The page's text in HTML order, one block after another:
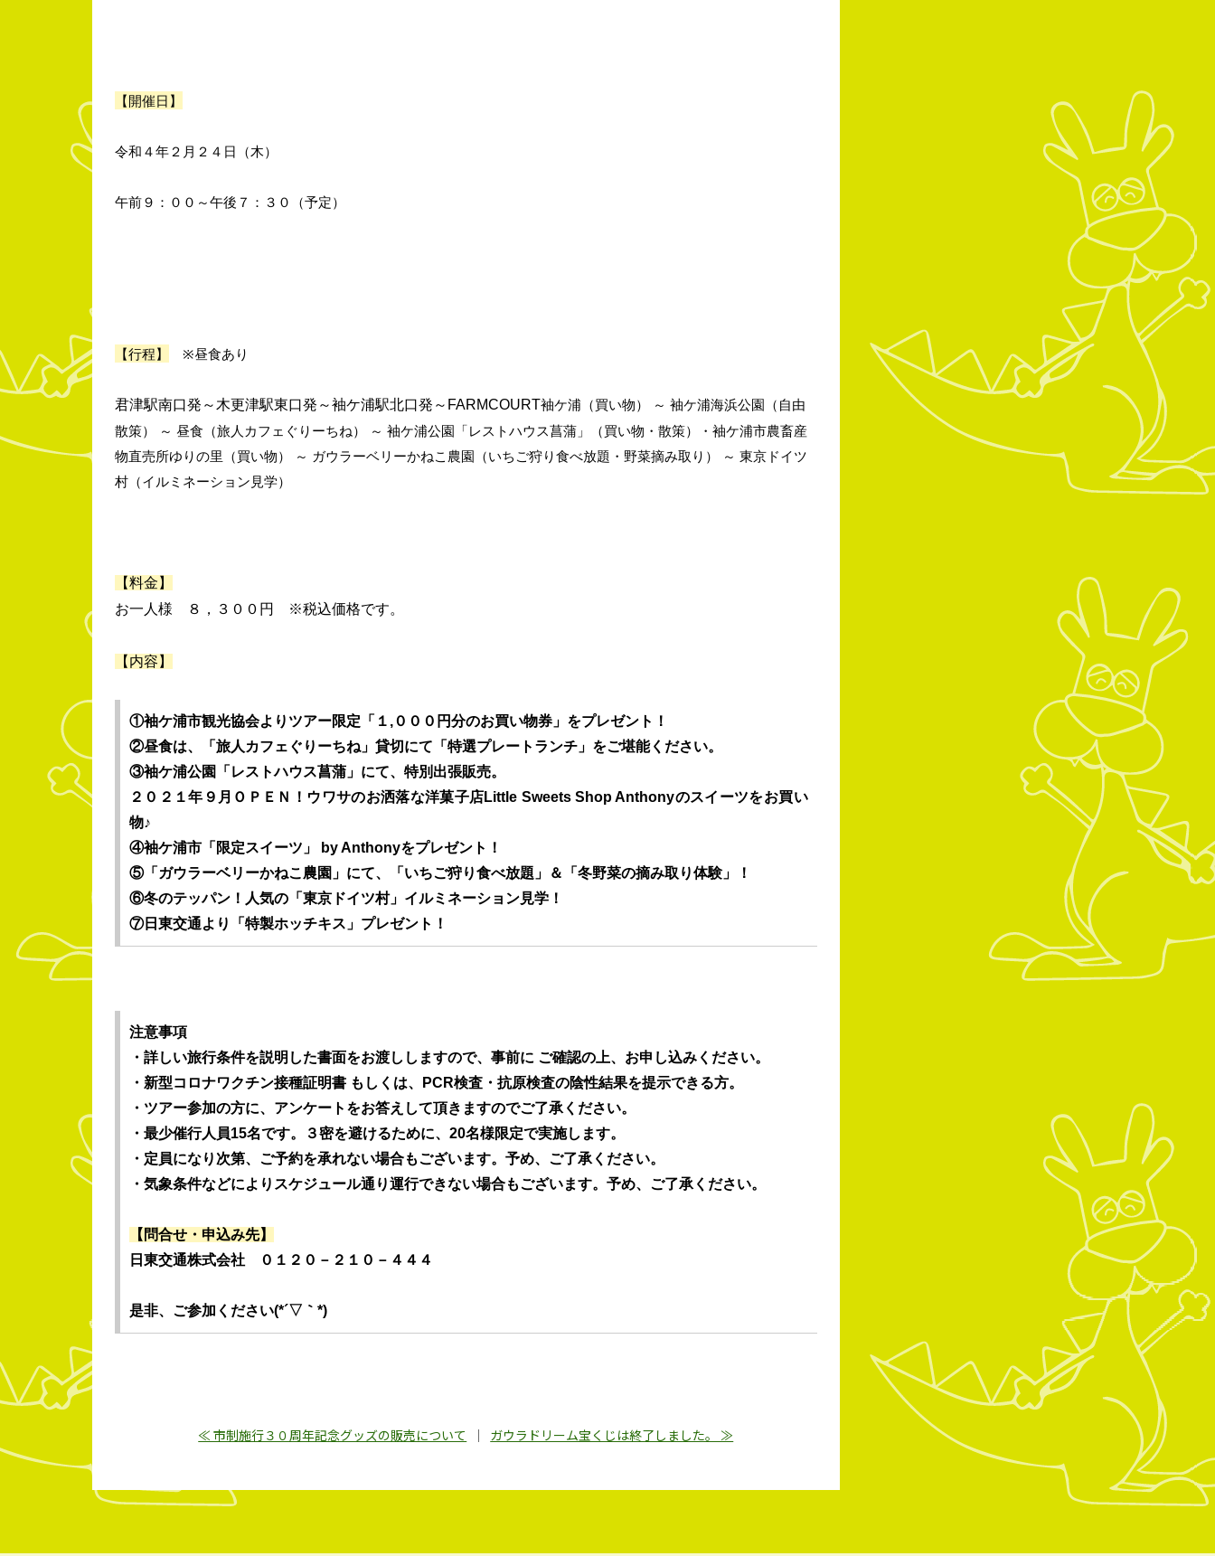
【開催日】
令和４年２月２４日（木）
午前９：００～午後７：３０（予定）
【行程】 ※昼食あり
君津駅南口発～木更津駅東口発～袖ケ浦駅北口発～FARMCOURT袖ケ浦（買い物） ～ 袖ケ浦海浜公園（自由
散策） ～ 昼食（旅人カフェぐりーちね） ～ 袖ケ浦公園「レストハウス菖蒲」（買い物・散策）・袖ケ浦市農畜産
物直売所ゆりの里（買い物） ～ ガウラーベリーかねこ農園（いちご狩り食べ放題・野菜摘み取り） ～ 東京ドイツ
村（イルミネーション見学）
【料金】
お一人様 ８，３００円 ※税込価格です。
【内容】
①袖ケ浦市観光協会よりツアー限定「１,０００円分のお買い物券」をプレゼント！
②昼食は、「旅人カフェぐりーちね」貸切にて「特選プレートランチ」をご堪能ください。
③袖ケ浦公園「レストハウス菖蒲」にて、特別出張販売。
２０２１年９月ＯＰＥＮ！ウワサのお洒落な洋菓子店Little Sweets Shop Anthonyのスイーツをお買い
物♪
④袖ケ浦市「限定スイーツ」 by Anthonyをプレゼント！
⑤「ガウラーベリーかねこ農園」にて、「いちご狩り食べ放題」＆「冬野菜の摘み取り体験」！
⑥冬のテッパン！人気の「東京ドイツ村」イルミネーション見学！
⑦日東交通より「特製ホッチキス」プレゼント！
注意事項
・詳しい旅行条件を説明した書面をお渡ししますので、事前に ご確認の上、お申し込みください。
・新型コロナワクチン接種証明書 もしくは、PCR検査・抗原検査の陰性結果を提示できる方。
・ツアー参加の方に、アンケートをお答えして頂きますのでご了承ください。
・最少催行人員15名です。３密を避けるために、20名様限定で実施します。
・定員になり次第、ご予約を承れない場合もございます。予め、ご了承ください。
・気象条件などによりスケジュール通り運行できない場合もございます。予め、ご了承ください。
【問合せ・申込み先】
日東交通株式会社 ０１２０－２１０－４４４
是非、ご参加ください(*´▽｀*)
≪ 市制施行３０周年記念グッズの販売について ｜ ガウラドリーム宝くじは終了しました。 ≫